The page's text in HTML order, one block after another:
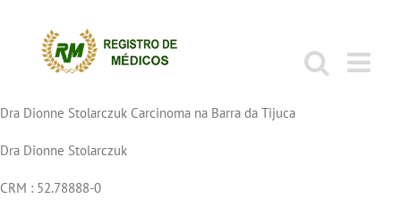
conteúdo
Dra Dionne Stolarczuk Carcinoma na Barra da Tijuca
Dra Dionne Stolarczuk
CRM : 52.78888-0